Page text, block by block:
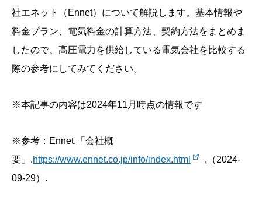
社エネット（Ennet）について解説します。基本情報や
料金プラン、電気料金の計算方法、契約方法をまとめま
したので、高圧電力を供給している電気会社を比較する
際の参考にしてみてください。
※本記事の内容は2024年11月時点の情報です
※参考：Ennet.「会社概
要」.https://www.ennet.co.jp/info/index.html
,（2024-
09-29）.